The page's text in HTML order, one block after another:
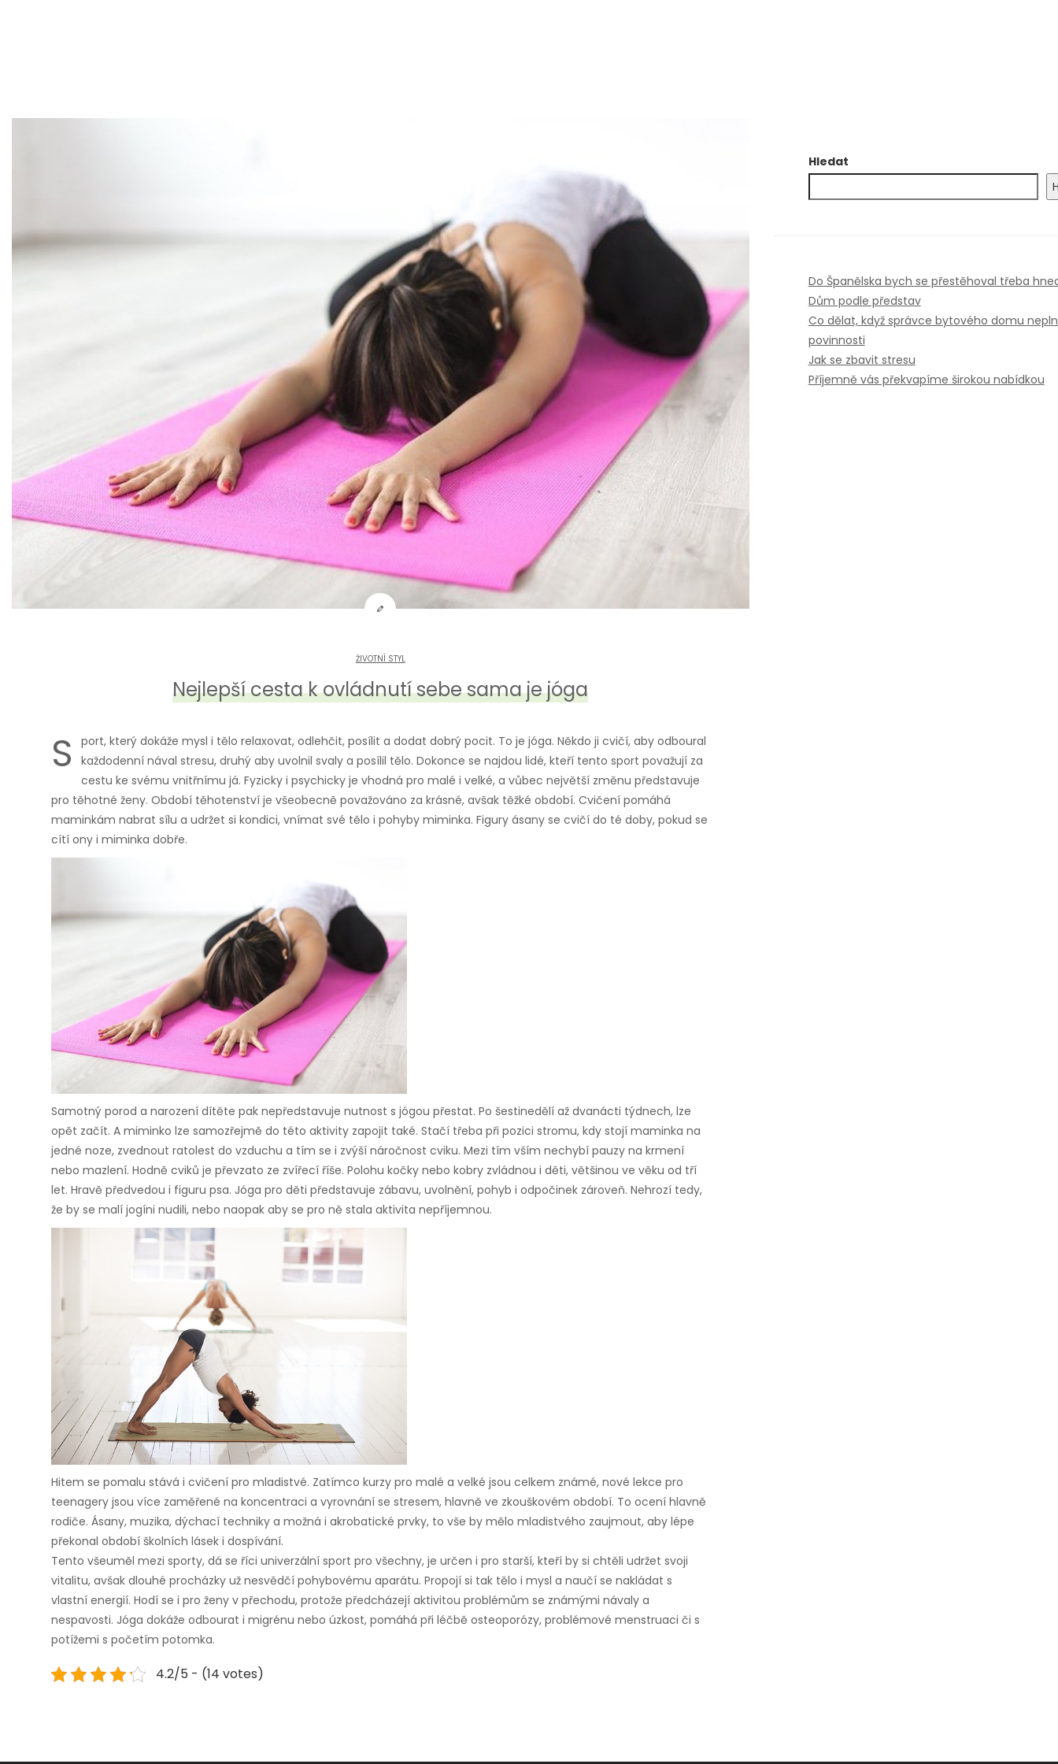
ŽIVOTNÍ STYL
Nejlepší cesta k ovládnutí sebe sama je jóga
S
port, který dokáže mysl i tělo relaxovat, odlehčit, posílit a dodat dobrý pocit. To je jóga. Někdo ji cvičí, aby odboural
každodenní nával stresu, druhý aby uvolnil svaly a posílil tělo. Dokonce se najdou lidé, kteří tento sport považují za
cestu ke svému vnitřnímu já. Fyzicky i psychicky je vhodná pro malé i velké, a vůbec největší změnu představuje
pro těhotné ženy. Období těhotenství je všeobecně považováno za krásné, avšak těžké období. Cvičení pomáhá
maminkám nabrat sílu a udržet si kondici, vnímat své tělo i pohyby miminka. Figury ásany se cvičí do té doby, pokud se
cítí ony i miminka dobře.
Samotný porod a narození dítěte pak nepředstavuje nutnost s jógou přestat. Po šestinedělí až dvanácti týdnech, lze
opět začít. A miminko lze samozřejmě do této aktivity zapojit také. Stačí třeba při pozici stromu, kdy stojí maminka na
jedné noze, zvednout ratolest do vzduchu a tím se i zvýší náročnost cviku. Mezi tím vším nechybí pauzy na krmení
nebo mazlení. Hodně cviků je převzato ze zvířecí říše. Polohu kočky nebo kobry zvládnou i děti, většinou ve věku od tří
let. Hravě předvedou i figuru psa. Jóga pro děti představuje zábavu, uvolnění, pohyb i odpočinek zároveň. Nehrozí tedy,
že by se malí jogíni nudili, nebo naopak aby se pro ně stala aktivita nepříjemnou.
Hitem se pomalu stává i cvičení pro mladistvé. Zatímco kurzy pro malé a velké jsou celkem známé, nové lekce pro
teenagery jsou více zaměřené na koncentraci a vyrovnání se stresem, hlavně ve zkouškovém období. To ocení hlavně
rodiče. Ásany, muzika, dýchací techniky a možná i akrobatické prvky, to vše by mělo mladistvého zaujmout, aby lépe
překonal období školních lásek i dospívání.
Tento všeuměl mezi sporty, dá se říci univerzální sport pro všechny, je určen i pro starší, kteří by si chtěli udržet svoji
vitalitu, avšak dlouhé procházky už nesvědčí pohybovému aparátu. Propojí si tak tělo i mysl a naučí se nakládat s
vlastní energií. Hodí se i pro ženy v přechodu, protože předcházejí aktivitou problémům se známými návaly a
nespavosti. Jóga dokáže odbourat i migrénu nebo úzkost, pomáhá při léčbě osteoporózy, problémové menstruaci či s
potížemi s početím potomka.
4.2/5 - (14 votes)
Hledat
Do Španělska bych se přestěhoval třeba
Dům podle představ
Co dělat, když správce bytového domu
povinnosti
Jak se zbavit stresu
Příjemně vás překvapíme širokou nabídkou